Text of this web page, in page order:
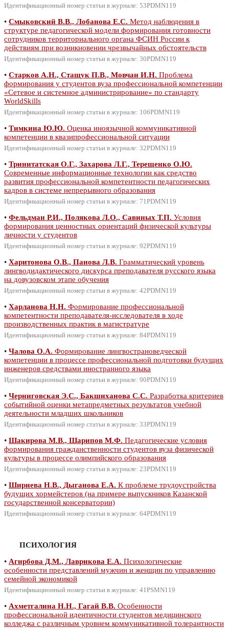
Идентификационный номер статьи в журнале: 53PDMN119
• Смыковский В.В., Лобанова Е.С. Метод наблюдения в
структуре педагогической модели формирования готовности
сотрудников территориального органа ФСИН России к
действиям при возникновении чрезвычайных обстоятельств
Идентификационный номер статьи в журнале: 30PDMN119
• Старков А.Н., Стащук П.В., Мовчан И.Н. Проблема
формирования у студентов вуза профессиональной компетенции
«Сетевое и системное администрирование» по стандарту
WorldSkills
Идентификационный номер статьи в журнале: 106PDMN119
• Тимкина Ю.Ю. Оценка иноязычной коммуникативной
компетенции в квазипрофессиональной ситуации
Идентификационный номер статьи в журнале: 32PDMN119
• Тринитатская О.Г., Захарова Л.Г., Терещенко О.Ю.
Современные информационные технологии как средство
развития профессиональной компетентности педагогических
кадров в системе непрерывного образования
Идентификационный номер статьи в журнале: 71PDMN119
• Фельдман Р.И., Полякова Л.О., Савиных Т.П. Условия
формирования ценностных ориентаций физической культуры
личности у студентов
Идентификационный номер статьи в журнале: 92PDMN119
• Харитонова О.В., Панова Л.В. Грамматический уровень
лингводидактического дискурса преподавателя русского языка
на довузовском этапе обучения
Идентификационный номер статьи в журнале: 42PDMN119
• Харланова Н.Н. Формирование профессиональной
компетентности преподавателя-исследователя в ходе
производственных практик в магистратуре
Идентификационный номер статьи в журнале: 84PDMN119
• Чалова О.А. Формирование лингвострановедческой
компетенции в процессе профессиональной подготовки будущих
инженеров средствами иностранного языка
Идентификационный номер статьи в журнале: 90PDMN119
• Черниговская Э.С., Бакшиханова С.С. Разработка критериев
событийной оценки метапредметных результатов учебной
деятельности младших школьников
Идентификационный номер статьи в журнале: 33PDMN119
• Шакирова М.В., Шарипов М.Ф. Педагогические условия
формирования гражданственности студентов вуза физической
культуры в процессе олимпийского образования
Идентификационный номер статьи в журнале: 23PDMN119
• Шириева Н.В., Дыганова Е.А. К проблеме трудоустройства
будущих хормейстеров (на примере выпускников Казанской
государственной консерватории)
Идентификационный номер статьи в журнале: 64PDMN119
ПСИХОЛОГИЯ
• Агирбова Д.М., Лаврикова Е.А. Психологические
особенности представлений мужчин и женщин по управлению
семейной экономикой
Идентификационный номер статьи в журнале: 41PSMN119
• Ахметгалина Н.Н., Гагай В.В. Особенности
профессиональной идентичности студентов медицинского
колледжа с различным уровнем коммуникативной толерантности